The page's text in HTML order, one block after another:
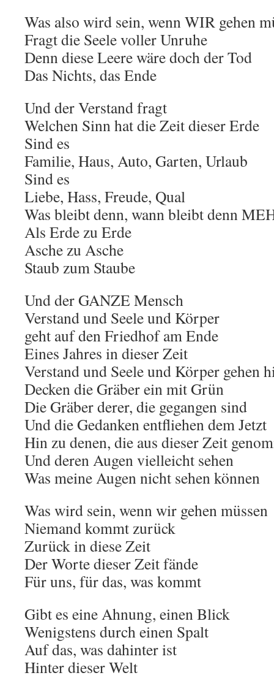
Was also wird sein, wenn WIR gehen
Fragt die Seele voller Unruhe
Denn diese Leere wäre doch der Tod
Das Nichts, das Ende
Und der Verstand fragt
Welchen Sinn hat die Zeit dieser Erde
Sind es
Familie, Haus, Auto, Garten, Urlaub
Sind es
Liebe, Hass, Freude, Qual
Was bleibt denn, wann bleibt denn
Als Erde zu Erde
Asche zu Asche
Staub zum Staube
Und der GANZE Mensch
Verstand und Seele und Körper
geht auf den Friedhof am Ende
Eines Jahres in dieser Zeit
Verstand und Seele und Körper gehen
Decken die Gräber ein mit Grün
Die Gräber derer, die gegangen sind
Und die Gedanken entfliehen dem Jetzt
Hin zu denen, die aus dieser Zeit
Und deren Augen vielleicht sehen
Was meine Augen nicht sehen können
Was wird sein, wenn wir gehen müssen
Niemand kommt zurück
Zurück in diese Zeit
Der Worte dieser Zeit fände
Für uns, für das, was kommt
Gibt es eine Ahnung, einen Blick
Wenigstens durch einen Spalt
Auf das, was dahinter ist
Hinter dieser Welt